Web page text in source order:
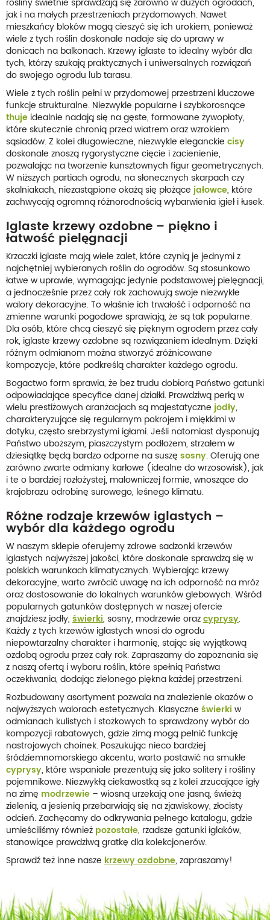
jak i na małych przestrzeniach przydomowych. Nawet
mieszkańcy bloków mogą cieszyć się ich urokiem, ponieważ
wiele z tych roślin doskonale nadaje się do uprawy w
donicach na balkonach. Krzewy iglaste to idealny wybór dla
tych, którzy szukają praktycznych i uniwersalnych rozwiązań
do swojego ogrodu lub tarasu.
Wiele z tych roślin pełni w przydomowej przestrzeni kluczowe
funkcje strukturalne. Niezwykle popularne i szybkorosnące
thuje idealnie nadają się na gęste, formowane żywopłoty,
które skutecznie chronią przed wiatrem oraz wzrokiem
sąsiadów. Z kolei długowieczne, niezwykle eleganckie cisy
doskonale znoszą rygorystyczne cięcie i zacienienie,
pozwalając na tworzenie kunsztownych figur geometrycznych.
W niższych partiach ogrodu, na słonecznych skarpach czy
skalniakach, niezastąpione okażą się płożące jałowce, które
zachwycają ogromną różnorodnością wybarwienia igieł i łusek.
Iglaste krzewy ozdobne – piękno i
łatwość pielęgnacji
Krzaczki iglaste mają wiele zalet, które czynią je jednymi z
najchętniej wybieranych roślin do ogrodów. Są stosunkowo
łatwe w uprawie, wymagając jedynie podstawowej pielęgnacji,
a jednocześnie przez cały rok zachowują swoje niezwykłe
walory dekoracyjne. To właśnie ich trwałość i odporność na
zmienne warunki pogodowe sprawiają, że są tak popularne.
Dla osób, które chcą cieszyć się pięknym ogrodem przez cały
rok, iglaste krzewy ozdobne są rozwiązaniem idealnym. Dzięki
różnym odmianom można stworzyć zróżnicowane
kompozycje, które podkreślą charakter każdego ogrodu.
Bogactwo form sprawia, że bez trudu dobiorą Państwo gatunki
odpowiadające specyfice danej działki. Prawdziwą perłą w
wielu prestiżowych aranżacjach są majestatyczne jodły,
charakteryzujące się regularnym pokrojem i miękkimi w
dotyku, często srebrzystymi igłami. Jeśli natomiast dysponują
Państwo uboższym, piaszczystym podłożem, strzałem w
dziesiątkę będą bardzo odporne na suszę sosny. Oferują one
zarówno zwarte odmiany karłowe (idealne do wrzosowisk), jak
i te o bardziej rozłożystej, malowniczej formie, wnoszące do
krajobrazu odrobinę surowego, leśnego klimatu.
Różne rodzaje krzewów iglastych –
wybór dla każdego ogrodu
W naszym sklepie oferujemy zdrowe sadzonki krzewów
iglastych najwyższej jakości, które doskonale sprawdzą się w
polskich warunkach klimatycznych. Wybierając krzewy
dekoracyjne, warto zwrócić uwagę na ich odporność na mróz
oraz dostosowanie do lokalnych warunków glebowych. Wśród
popularnych gatunków dostępnych w naszej ofercie
znajdziesz jodły, świerki, sosny, modrzewie orazcyprysy.
Każdy z tych krzewów iglastych wnosi do ogrodu
niepowtarzalny charakter i harmonię, stając się wyjątkową
ozdobą ogrodu przez cały rok. Zapraszamy do zapoznania się
z naszą ofertą i wyboru roślin, które spełnią Państwa
oczekiwania, dodając zielonego piękna każdej przestrzeni.
Rozbudowany asortyment pozwala na znalezienie okazów o
najwyższych walorach estetycznych. Klasyczne świerkiw
odmianach kulistych i stożkowych to sprawdzony wybór do
kompozycji rabatowych, gdzie zimą mogą pełnić funkcję
nastrojowych choinek. Poszukując nieco bardziej
śródziemnomorskiego akcentu, warto postawić na smukłe
cyprysy, które wspaniale prezentują się jako solitery i rośliny
pojemnikowe. Niezwykłą ciekawostką są z kolei zrzucające igły
na zimę modrzewie – wiosną urzekają one jasną, świeżą
zielenią, a jesienią przebarwiają się na zjawiskowy, złocisty
odcień. Zachęcamy do odkrywania pełnego katalogu, gdzie
umieściliśmy również pozostałe, rzadsze gatunki iglaków,
stanowiące prawdziwą gratkę dla kolekcjonerów.
Sprawdź też inne nasze krzewy ozdobne, zapraszamy!